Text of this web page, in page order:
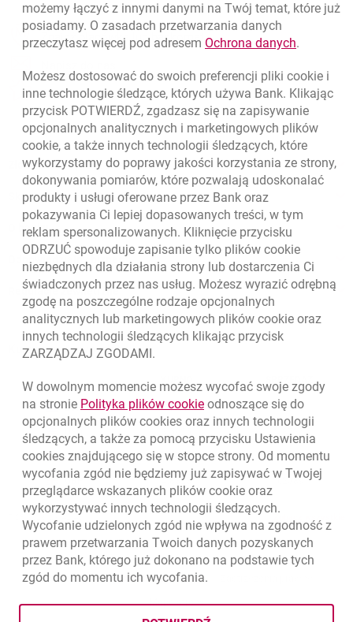
Znajdź placówkę lub bankomat otwiera się w nowej karcie
Oceń nas otwiera się w nowej karcie
Złóż wniosek przez internet
Skontaktuj się ze Specjalistą
O banku
Kursy wymiany walut
Kursy wymiany walut. Data aktualizacji: 7.08.2026, 09:42:45
WALUTA KUPNO SPRZEDAŻ
EUR 4.139 4.4615
USD 3.8725
CHF 4.424 4.7688
GBP 4.8323 5.2089
7.08.2026, 09:42:45
Odpowiedzialny biznes
Regulacje zewnętrzne
Ochrona danychotwiera się w nowej karcie
Ustawieniacookies
Mapa stronyotwiera się w nowej karcie
możemy łączyć z innymi danymi na Twój temat, które już
posiadamy. O zasadach przetwarzania danych
przeczytasz więcej pod adresem Ochrona danychlink
.
Możesz dostosować do swoich preferencji pliki cookie i
inne technologie śledzące, których używa Bank. Klikając
przycisk POTWIERDŹ, zgadzasz się na zapisywanie
opcjonalnych analitycznych i marketingowych plików
cookie, a także innych technologii śledzących, które
wykorzystamy do poprawy jakości korzystania ze strony,
dokonywania pomiarów, które pozwalają udoskonalać
produkty i usługi oferowane przez Bank oraz
pokazywania Ci lepiej dopasowanych treści, w tym
reklam spersonalizowanych. Kliknięcie przycisku
ODRZUĆ spowoduje zapisanie tylko plików cookie
niezbędnych dla działania strony lub dostarczenia Ci
świadczonych przez nas usług. Możesz wyrazić odrębną
zgodę na poszczególne rodzaje opcjonalnych
analitycznych lub marketingowych plików cookie oraz
innych technologii śledzących klikając przycisk
ZARZĄDZAJ ZGODAMI.
W dowolnym momencie możesz wycofać swoje zgody
na stronie Polityka plików cookielink otwiera się w nowym
odnoszące się do
opcjonalnych plików cookies oraz innych technologii
śledzących, a także za pomocą przycisku Ustawienia
cookies znajdującego się w stopce strony. Od momentu
wycofania zgód nie będziemy już zapisywać w Twojej
przeglądarce wskazanych plików cookie oraz
wykorzystywać innych technologii śledzących.
Wycofanie udzielonych zgód nie wpływa na zgodność z
prawem przetwarzania Twoich danych pozyskanych
przez Bank, którego już dokonano na podstawie tych
zgód do momentu ich wycofania.